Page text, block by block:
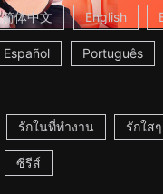
简体中文 English
Español Português
รักในที่ทำงาน รักใสๆ
ซีรีส์